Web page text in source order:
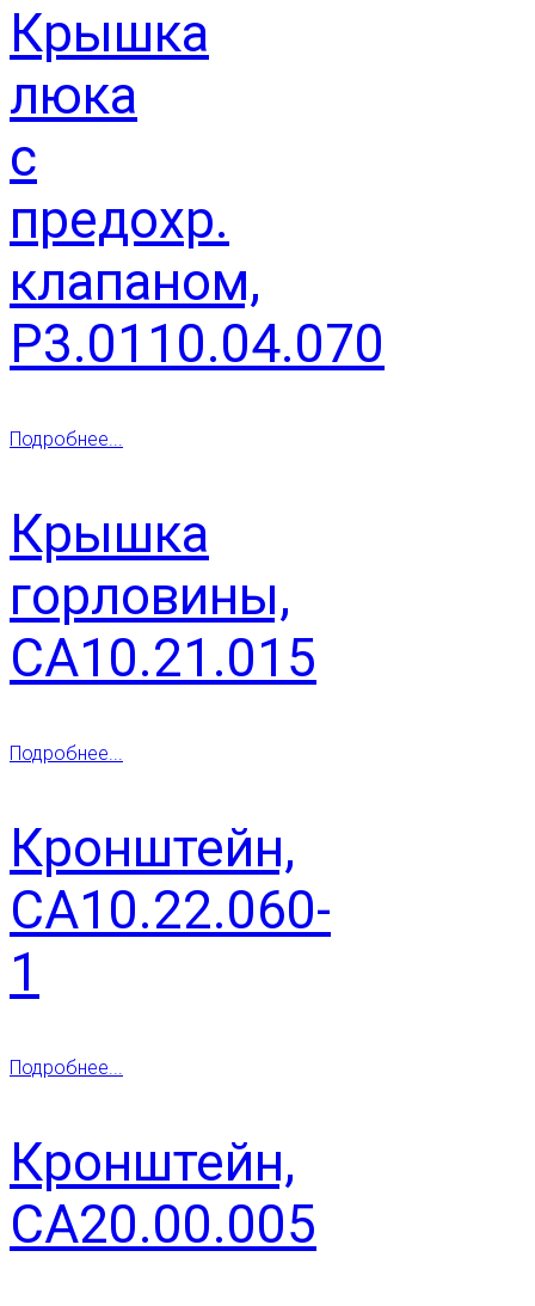
Крышка
люка
с
предохр.
клапаном,
Р3.0110.04.070
Подробнее...
Крышка
горловины,
СА10.21.015
Подробнее...
Кронштейн,
СА10.22.060-
1
Подробнее...
Кронштейн,
СА20.00.005